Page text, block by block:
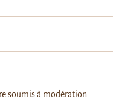
soumis à modération.